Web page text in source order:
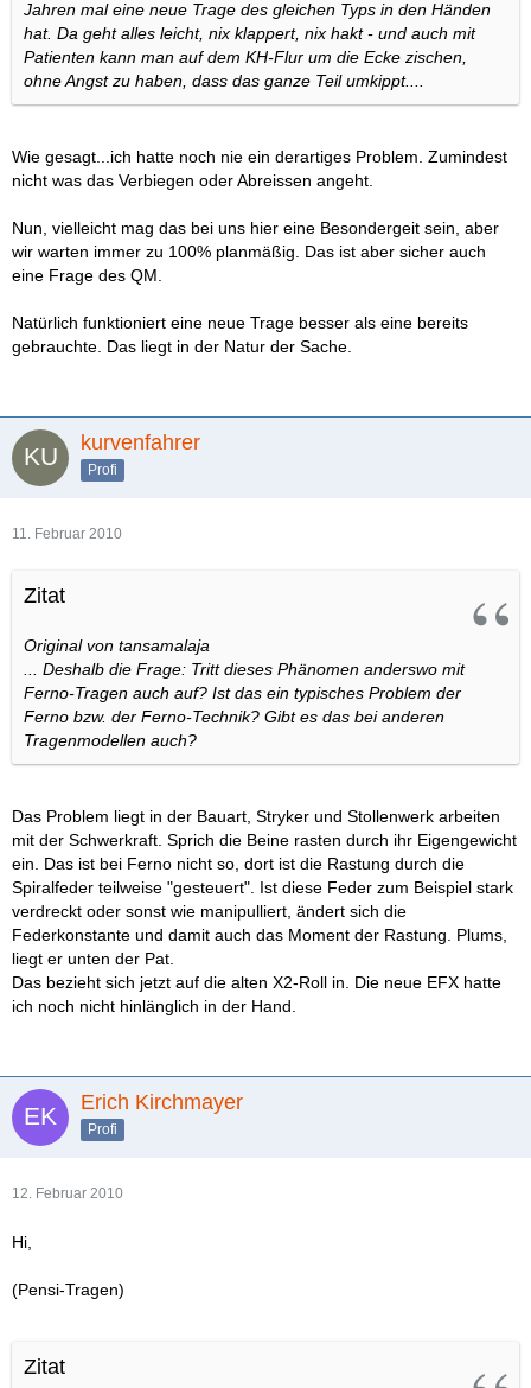
Jahren mal eine neue Trage des gleichen Typs in den Händen
hat. Da geht alles leicht, nix klappert, nix hakt - und auch mit
Patienten kann man auf dem KH-Flur um die Ecke zischen,
ohne Angst zu haben, dass das ganze Teil umkippt....
Wie gesagt...ich hatte noch nie ein derartiges Problem. Zumindest
nicht was das Verbiegen oder Abreissen angeht.
Nun, vielleicht mag das bei uns hier eine Besondergeit sein, aber
wir warten immer zu 100% planmäßig. Das ist aber sicher auch
eine Frage des QM.
Natürlich funktioniert eine neue Trage besser als eine bereits
gebrauchte. Das liegt in der Natur der Sache.
kurvenfahrer
Profi
11. Februar 2010
Zitat
Original von tansamalaja
... Deshalb die Frage: Tritt dieses Phänomen anderswo mit
Ferno-Tragen auch auf? Ist das ein typisches Problem der
Ferno bzw. der Ferno-Technik? Gibt es das bei anderen
Tragenmodellen auch?
Das Problem liegt in der Bauart, Stryker und Stollenwerk arbeiten
mit der Schwerkraft. Sprich die Beine rasten durch ihr Eigengewicht
ein. Das ist bei Ferno nicht so, dort ist die Rastung durch die
Spiralfeder teilweise "gesteuert". Ist diese Feder zum Beispiel stark
verdreckt oder sonst wie manipulliert, ändert sich die
Federkonstante und damit auch das Moment der Rastung. Plums,
liegt er unten der Pat.
Das bezieht sich jetzt auf die alten X2-Roll in. Die neue EFX hatte
ich noch nicht hinlänglich in der Hand.
Erich Kirchmayer
Profi
12. Februar 2010
Hi,
(Pensi-Tragen)
Zitat